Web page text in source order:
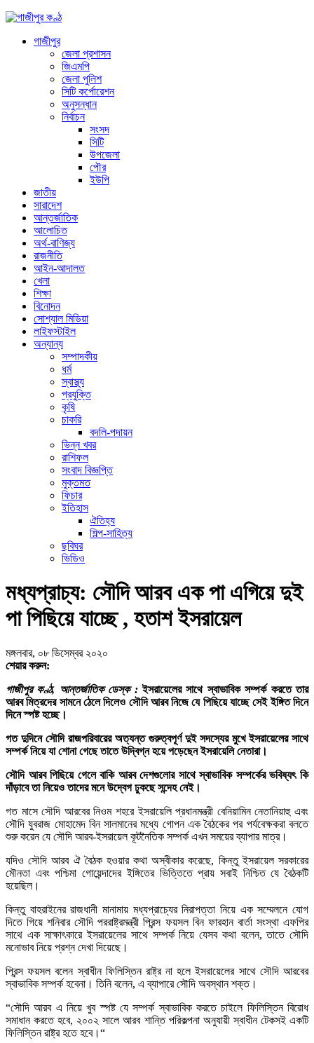
গাজীপুর
জেলা প্রশাসন
জিএমপি
জেলা পুলিশ
সিটি কর্পোরেশন
অনুসন্ধান
নির্বাচন
সংসদ
সিটি
উপজেলা
পৌর
ইউপি
জাতীয়
সারাদেশ
আন্তর্জাতিক
আলোচিত
অর্থ-বাণিজ্য
রাজনীতি
আইন-আদালত
খেলা
শিক্ষা
বিনোদন
সোশ্যাল মিডিয়া
লাইফস্টাইল
অন্যান্য
সম্পাদকীয়
ধর্ম
স্বাস্থ্য
প্রযুক্তি
কৃষি
চাকরি
বদলি-পদায়ন
ভিন্ন খবর
রাশিফল
সংবাদ বিজ্ঞপ্তি
মুক্তমত
ফিচার
ইতিহাস
ঐতিহ্য
শিল্প-সাহিত্য
ছবিঘর
ভিডিও
মধ্যপ্রাচ্য: সৌদি আরব এক পা এগিয়ে দুই
পা পিছিয়ে যাচ্ছে , হতাশ ইসরায়েল
মঙ্গলবার, ০৮ ডিসেম্বর ২০২০
শেয়ার করুন:
গাজীপুর কণ্ঠ, আন্তর্জাতিক ডেস্ক :ইসরায়েলের সাথে স্বাভাবিক সম্পর্ক করতে তার
আরব মিত্রদের সামনে ঠেলে দিলেও সৌদি আরব নিজে যে পিছিয়ে যাচ্ছে সেই ইঙ্গিত দিনে
দিনে স্পষ্ট হচ্ছে।
গত দুদিনে সৌদি রাজপরিবারের অত্যন্ত গুরুত্বপূর্ণ দুই সদস্যের মুখে ইসরায়েলের সাথে
সম্পর্ক নিয়ে যা শোনা গেছে তাতে উদ্বিগ্ন হয়ে পড়েছেন ইসরায়েলি নেতারা।
সৌদি আরব পিছিয়ে গেলে বাকি আরব দেশগুলোর সাথে স্বাভাবিক সম্পর্কের ভবিষ্যৎ কি
দাঁড়াবে তা নিয়েও তাদের মনে উদ্বেগ ঢুকছে সন্দেহ নেই।
গত মাসে সৌদি আরবের নিওম শহরে ইসরায়েলি প্রধানমন্ত্রী বেনিয়ামিন নেতানিয়াহু এবং
সৌদি যুবরাজ মোহামেদ বিন সালমানের মধ্যে গোপন এক বৈঠকের পর পর্যবেক্ষকরা বলতে
শুরু করেন যে সৌদি আরব-ইসরায়েল কূটনৈতিক সম্পর্ক এখন সময়ের ব্যাপার মাত্র।
যদিও সৌদি আরব ঐ বৈঠক হওয়ার কথা অস্বীকার করেছে, কিন্তু ইসরায়েল সরকারের
মৌনতা এবং পশ্চিমা গোয়েন্দাদের ইঙ্গিতের ভিত্তিতে প্রায় সবাই নিশ্চিত যে বৈঠকটি
হয়েছিল।
কিন্তু বাহরাইনের রাজধানী মানামায় মধ্যপ্রাচ্যের নিরাপত্তা নিয়ে এক সম্মেলনে যোগ
দিতে গিয়ে শনিবার সৌদি পররাষ্ট্রমন্ত্রী প্রিন্স ফয়সল বিন ফারহান বার্তা সংস্থা এফপির
সাথে এক সাক্ষাৎকারে ইসরায়েলের সাথে সম্পর্ক নিয়ে যেসব কথা বলেন, তাতে সৌদি
মনোভাব নিয়ে প্রশ্ন দেখা দিয়েছে।
প্রিন্স ফয়সল বলেন স্বাধীন ফিলিস্তিন রাষ্ট্র না হলে ইসরায়েলের সাথে সৌদি আরবের
স্বাভাবিক সম্পর্ক হবেনা। তিনি বলেন, এ ব্যাপারে সৌদি অবস্থান শক্ত।
“সৌদি আরব এ নিয়ে খুব স্পষ্ট যে সম্পর্ক স্বাভাবিক করতে চাইলে ফিলিস্তিন বিরোধ
সমাধান করতে হবে, ২০০২ সালে আরব শান্তি পরিকল্পনা অনুযায়ী স্বাধীন টেকসই একটি
ফিলিস্তিন রাষ্ট্র হতে হবে।“